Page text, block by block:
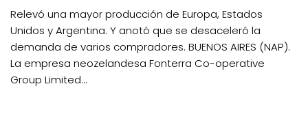
Relevó una mayor producción de Europa, Estados
Unidos y Argentina. Y anotó que se desaceleró la
demanda de varios compradores. BUENOS AIRES (NAP).
La empresa neozelandesa Fonterra Co-operative
Group Limited...